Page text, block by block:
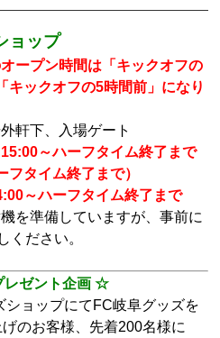
ョップ
ープン時間は「キックオフの
キックオフの5時間前」になり
軒下、入場ゲート
15:00～ハーフタイム終了まで
フタイム終了まで）
～ハーフタイム終了まで
を準備していますが、事前に
ください。
レゼント企画 ☆
ョップにてFC岐阜グッズを
のお客様、先着200名様に